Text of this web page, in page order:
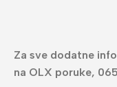
Za sve dodatne
na OLX poruke,